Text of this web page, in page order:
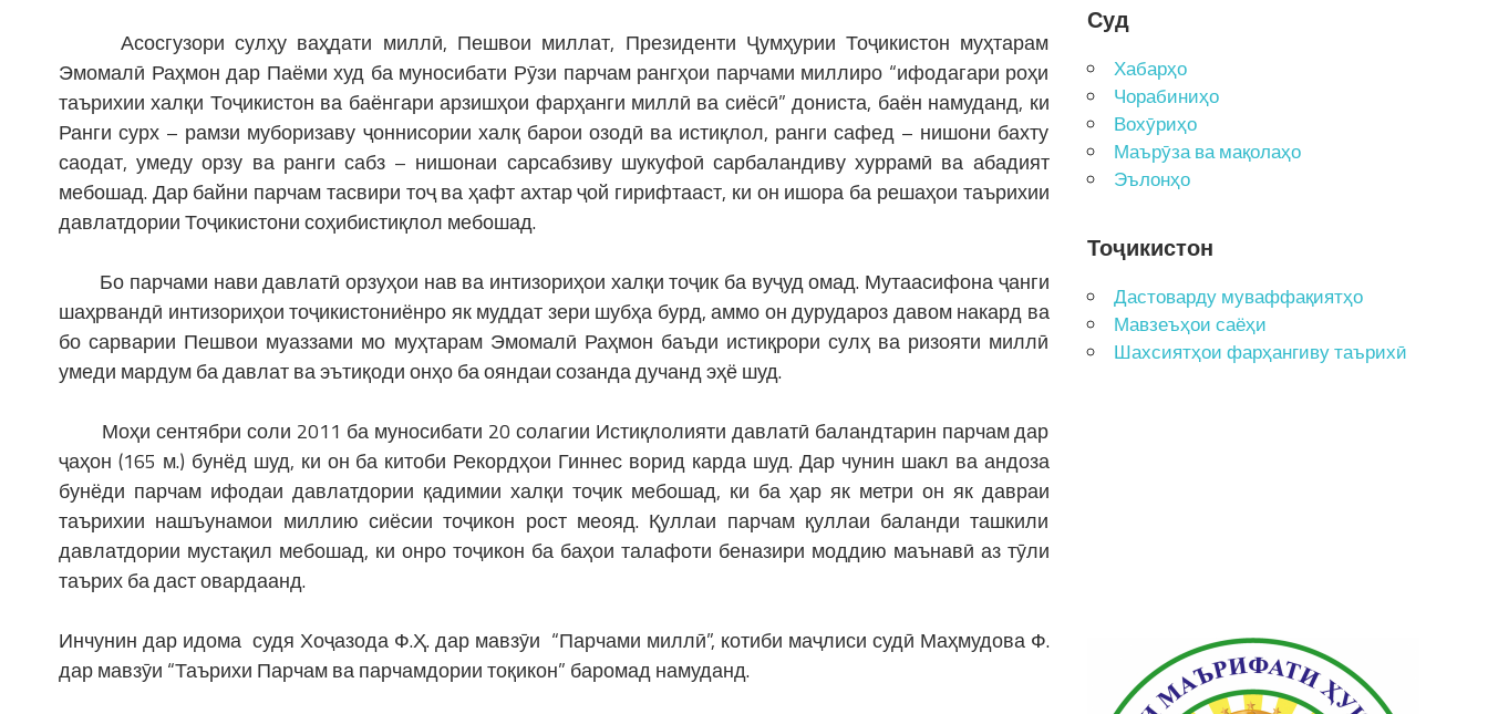
Асосгузори сулҳу ваҳдати миллӣ, Пешвои миллат, Президенти Ҷумҳурии Тоҷикистон муҳтарам
Эмомалӣ Раҳмон дар Паёми худ ба муносибати Рӯзи парчам рангҳои парчами миллиро “ифодагари роҳи
таърихии халқи Тоҷикистон ва баёнгари арзишҳои фарҳанги миллӣ ва сиёсӣ” дониста, баён намуданд, ки
Ранги сурх – рамзи муборизаву ҷоннисории халқ барои озодӣ ва истиқлол, ранги сафед – нишони бахту
саодат, умеду орзу ва ранги сабз – нишонаи сарсабзиву шукуфоӣ сарбаландиву хуррамӣ ва абадият
мебошад. Дар байни парчам тасвири тоҷ ва ҳафт ахтар ҷой гирифтааст, ки он ишора ба решаҳои таърихии
давлатдории Тоҷикистони соҳибистиқлол мебошад.
Бо парчами нави давлатӣ орзуҳои нав ва интизориҳои халқи тоҷик ба вуҷуд омад. Мутаасифона ҷанги
шаҳрвандӣ интизориҳои тоҷикистониёнро як муддат зери шубҳа бурд, аммо он дурудароз давом накард ва
бо сарварии Пешвои муаззами мо муҳтарам Эмомалӣ Раҳмон баъди истиқрори сулҳ ва ризояти миллӣ
умеди мардум ба давлат ва эътиқоди онҳо ба ояндаи созанда дучанд эҳё шуд.
Моҳи сентябри соли 2011 ба муносибати 20 солагии Истиқлолияти давлатӣ баландтарин парчам дар
ҷаҳон (165 м.) бунёд шуд, ки он ба китоби Рекордҳои Гиннес ворид карда шуд. Дар чунин шакл ва андоза
бунёди парчам ифодаи давлатдории қадимии халқи тоҷик мебошад, ки ба ҳар як метри он як давраи
таърихии нашъунамои миллию сиёсии тоҷикон рост меояд. Қуллаи парчам қуллаи баланди ташкили
давлатдории мустақил мебошад, ки онро тоҷикон ба баҳои талафоти беназири моддию маънавӣ аз тӯли
таърих ба даст овардаанд.
Инчунин дар идома судя Хоҷазода Ф.Ҳ. дар мавзӯи “Парчами миллӣ”, котиби маҷлиси судӣ Маҳмудова Ф.
дар мавзӯи “Таърихи Парчам ва парчамдории тоқикон” баромад намуданд.
Суд
Хабарҳо
Чорабиниҳо
Вохӯриҳо
Маърӯза ва мақолаҳо
Эълонҳо
Тоҷикистон
Дастоварду муваффақиятҳо
Мавзеъҳои саёҳи
Шахсиятҳои фарҳангиву таърихӣ